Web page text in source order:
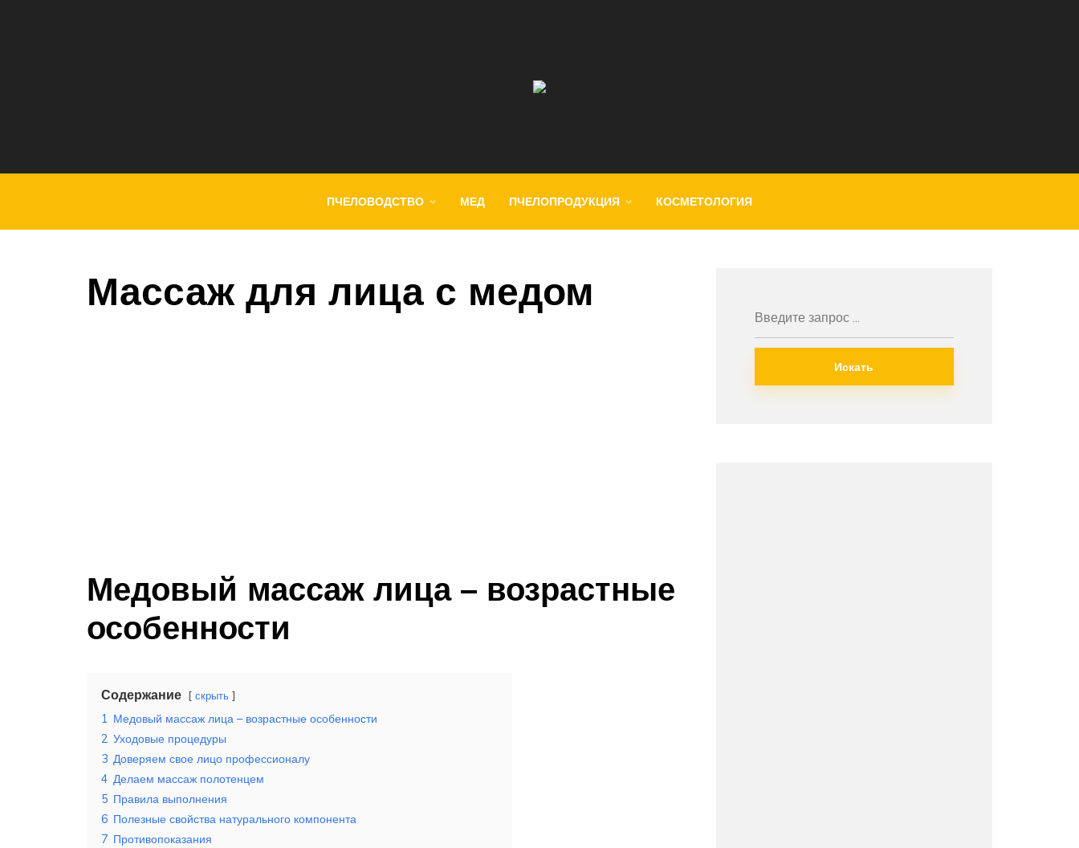
ПЧЕЛОВОДСТВО МЕД ПЧЕЛОПРОДУКЦИЯ КОСМЕТОЛОГИЯ
Массаж для лица с медом
Медовый массаж лица – возрастные
особенности
Содержание скрыть
1 Медовый массаж лица – возрастные особенности
2 Уходовые процедуры
3 Доверяем свое лицо профессионалу
4 Делаем массаж полотенцем
5 Правила выполнения
6 Полезные свойства натурального компонента
7 Противопоказания
Искать